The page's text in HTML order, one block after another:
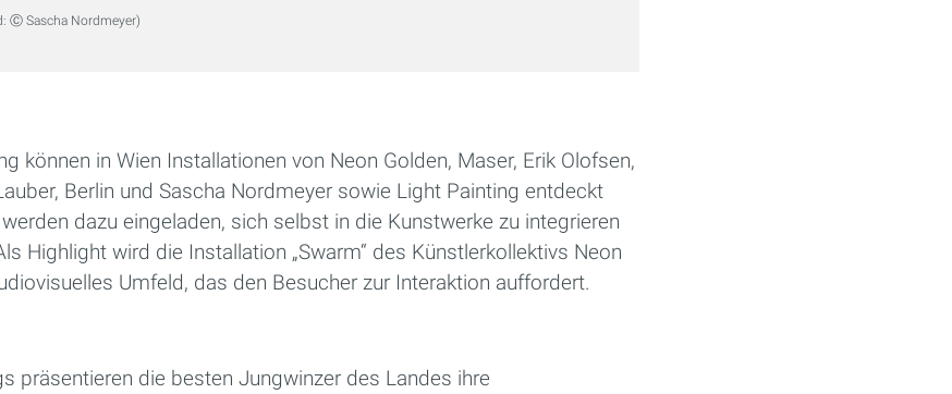
Ⓒ Sascha Nordmeyer)
können in Wien Installationen von Neon Golden, Maser, Erik Olofsen,
Berlin und Sascha Nordmeyer sowie Light Painting entdeckt
dazu eingeladen, sich selbst in die Kunstwerke zu integrieren
Highlight wird die Installation „Swarm“ des Künstlerkollektivs Neon
Umfeld, das den Besucher zur Interaktion auffordert.
präsentieren die besten Jungwinzer des Landes ihre